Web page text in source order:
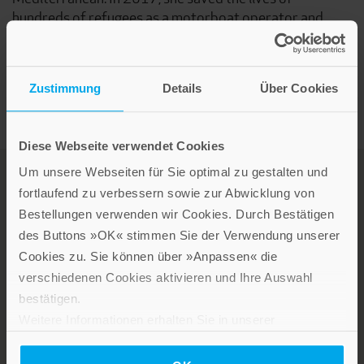
Zustimmung Details Über Cookies
Diese Webseite verwendet Cookies
Um unsere Webseiten für Sie optimal zu gestalten und
fortlaufend zu verbessern sowie zur Abwicklung von
Bestellungen verwenden wir Cookies. Durch Bestätigen
des Buttons »OK« stimmen Sie der Verwendung unserer
Cookies zu. Sie können über »Anpassen« die
verschiedenen Cookies aktivieren und Ihre Auswahl
bestätigen.
hundreds of refugees as a motorboat operator and
LEBE GUT MAGAZIN
KARRIERE